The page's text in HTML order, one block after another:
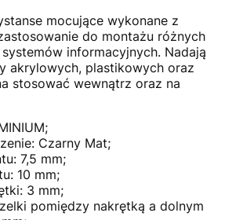
mocujące wykonane z
do montażu różnych
informacyjnych. Nadają
akrylowych, plastikowych oraz
stosować wewnątrz oraz na
Czarny Mat;
7,5 mm;
10 mm;
3 mm;
pomiędzy nakrętką a dolnym